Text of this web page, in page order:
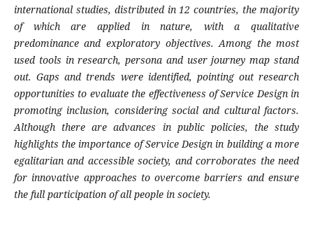
international studies, distributed in 12 countries, the majority
of which are applied in nature, with a qualitative
predominance and exploratory objectives. Among the most
used tools in research, persona and user journey map stand
out. Gaps and trends were identified, pointing out research
opportunities to evaluate the effectiveness of Service Design in
promoting inclusion, considering social and cultural factors.
Although there are advances in public policies, the study
highlights the importance of Service Design in building a more
egalitarian and accessible society, and corroborates the need
for innovative approaches to overcome barriers and ensure
the full participation of all people in society.